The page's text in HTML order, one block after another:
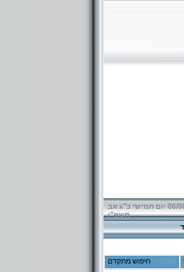
06/08/2026 יום חמישי כ"ג אב
תשפ"ו
חיפוש מתקדם